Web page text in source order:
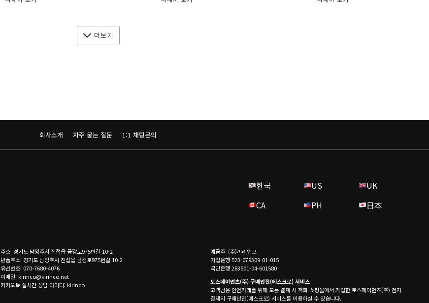
이대로 키리 유니폼을 입고 우승 기원해봅니다 ㅎ
더보기
회사소개 자주 묻는 질문 1:1 채팅문의
한국 US
UK
CA
PH 日本
주소: 경기도 남양주시 진접읍 금강로975번길 10-2
반품주소: 경기도 남양주시 진접읍 금강로975번길 10-2
유선번호: 070-7680-4076
이메일: kirinco@kirinco.net
카카오톡 실시간 상담 아이디: kirinco
예금주: (주)끼리엔코
기업은행 523-079309-01-015
국민은행 283501-04-601580
토스페이먼츠(주) 구매안전(에스크로) 서비스
고객님은 안전거래를 위해 모든 결제 시 저희 쇼핑몰에서 가입한 토스페이먼츠(주) 전자
결제의 구매안전(에스크로) 서비스를 이용하실 수 있습니다.